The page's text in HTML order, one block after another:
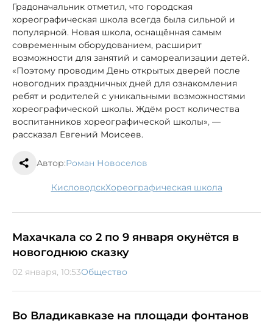
Градоначальник отметил, что городская
хореографическая школа всегда была сильной и
популярной. Новая школа, оснащённая самым
современным оборудованием, расширит
возможности для занятий и самореализации детей.
«Поэтому проводим День открытых дверей после
новогодних праздничных дней для ознакомления
ребят и родителей с уникальными возможностями
хореографической школы. Ждём рост количества
воспитанников хореографической школы», —
рассказал Евгений Моисеев.
Автор:Роман Новоселов
Кисловодск хореографическая школа
Махачкала со 2 по 9 января окунётся в
новогоднюю сказку
02 января, 10:53Общество
Во Владикавказе на площади фонтанов